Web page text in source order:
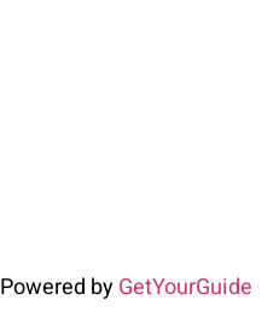
Powered byGetYourGuide